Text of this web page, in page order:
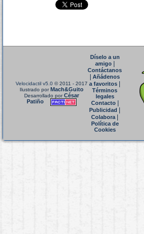
Velocidactil v5.0 © 2011 - 2017
Ilustrado porMach&Guito
Desarrollado porCésar
Patiño
Díselo a un
amigo|
Contáctanos
Añádenos
a favoritos
Términos
legales
Contacto|
Publicidad
Colabora|
Política de
Cookies